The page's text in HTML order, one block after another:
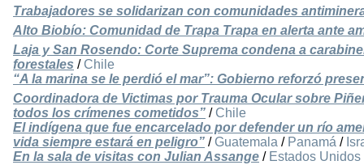
Trabajadores se solidarizan con comunidades
Alto Biobío: Comunidad de Trapa Trapa en alerta ante
Laja y San Rosendo: Corte Suprema condena a
forestales / Chile
“A la marina se le perdió el mar”: Gobierno reforzó
Coordinadora de Victimas por Trauma Ocular sobre
todos los crímenes cometidos” / Chile
El indígena que fue encarcelado por defender un río
vida siempre estará en peligro” / Guatemala / Panamá /
En la sala de visitas con Julian Assange / Estados Unidos